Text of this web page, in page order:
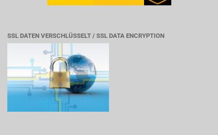
SSL DATEN VERSCHLÜSSELT / SSL DATA ENCRYPTION